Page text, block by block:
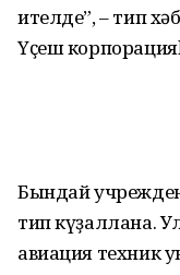
ителде”, – тип
Үҫеш
Бындай
тип күҙаллана.
авиация техник